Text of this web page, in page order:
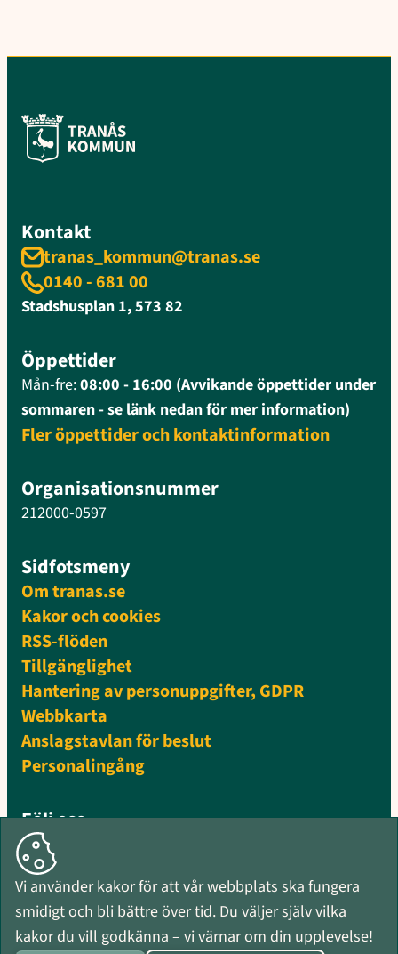
Kontakt
tranas_kommun@tranas.se
0140 - 681 00
Stadshusplan 1, 573 82
Öppettider
Mån-fre:08:00 - 16:00 (Avvikande öppettider under
sommaren - se länk nedan för mer information)
Fler öppettider och kontaktinformation
Organisationsnummer
212000-0597
Sidfotsmeny
Om tranas.se
Kakor och cookies
RSS-flöden
Tillgänglighet
Hantering av personuppgifter, GDPR
Webbkarta
Anslagstavlan för beslut
Personalingång
Följ oss
Facebook
Instagram
Mynewsdesk
RSS-flöden
Vi använder kakor för att vår webbplats ska fungera
smidigt och bli bättre över tid. Du väljer själv vilka
kakor du vill godkänna – vi värnar om din upplevelse!